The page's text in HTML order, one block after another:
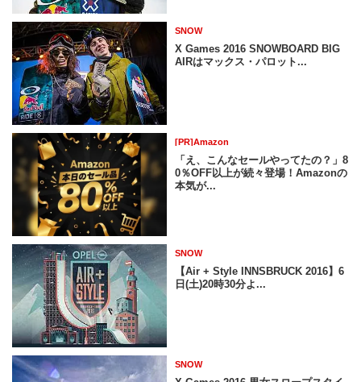
SNOW
X Games 2016 SNOWBOARD BIG
AIRはマックス・パロット...
[PR]Amazon
「え、こんなセールやってたの？」8
0％OFF以上が続々登場！Amazonの
本気が...
SNOW
【Air + Style INNSBRUCK 2016】6
日(土)20時30分よ...
SNOW